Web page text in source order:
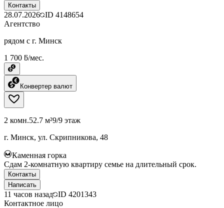
Контакты
28.07.2026 ID 4148654
Агентство
рядом с г. Минск
1 700 ƃ/мес.
Конвертер валют
2 комн.52.7 м²9/9 этаж
г. Минск, ул. Скрипникова, 48
Каменная горка
Сдам 2-комнатную квартиру семье на длительный срок.
Контакты
Написать
11 часов назад ID 4201343
Контактное лицо